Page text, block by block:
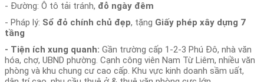
- Đường: Ô tô tải tránh, đỗ ngày đêm
- Pháp lý: Sổ đỏ chính chủ đẹp, tặng Giấy phép xây dựng 7
tầng
- Tiện ích xung quanh: Gần trường cấp 1-2-3 Phú Đô, nhà văn
hóa, chợ, UBND phường. Cạnh công viên Nam Từ Liêm, nhiều văn
phòng và khu chung cư cao cấp. Khu vực kinh doanh sầm uất,